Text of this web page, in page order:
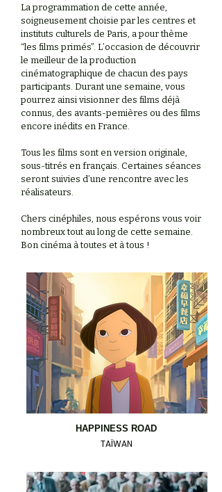
La programmation de cette année,
soigneusement choisie par les centres et
instituts culturels de Paris, a pour thème
“les films primés”. L’occasion de découvrir
le meilleur de la production
cinématographique de chacun des pays
participants. Durant une semaine, vous
pourrez ainsi visionner des films déjà
connus, des avants-pemières ou des films
encore inédits en France.
Tous les films sont en version originale,
sous-titrés en français. Certaines séances
seront suivies d’une rencontre avec les
réalisateurs.
Chers cinéphiles, nous espérons vous voir
nombreux tout au long de cette semaine.
Bon cinéma à toutes et à tous !
HAPPINESS ROAD
TAÏWAN